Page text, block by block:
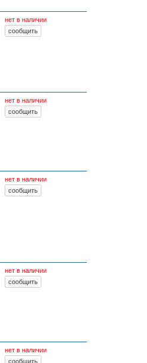
нет в наличии
нет в наличии
нет в наличии
нет в наличии
нет в наличии